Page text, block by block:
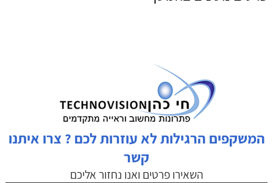
המשקפים הרגילות לא עוזרות לכם ? צרו איתנו
קשר
השאירו פרטים ואנו נחזור אליכם